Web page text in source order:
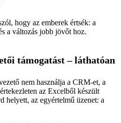
hogy az emberek értsék: a
a változás jobb jövőt hoz.
támogatást – láthatóan
nem használja a CRM-et, a
az Excelből készült
helyett, az egyértelmű üzenet: a